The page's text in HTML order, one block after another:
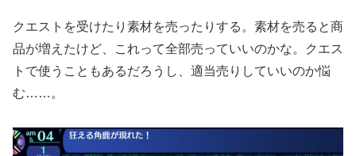
クエストを受けたり素材を売ったりする。素材を売ると商
品が増えたけど、これって全部売っていいのかな。クエス
トで使うこともあるだろうし、適当売りしていいのか悩
む……。